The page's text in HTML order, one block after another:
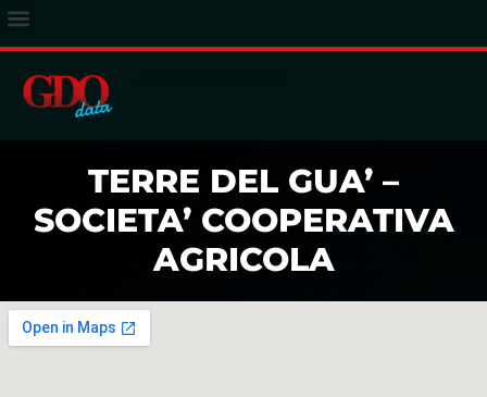
TERRE DEL GUA’ –
SOCIETA’ COOPERATIVA
AGRICOLA